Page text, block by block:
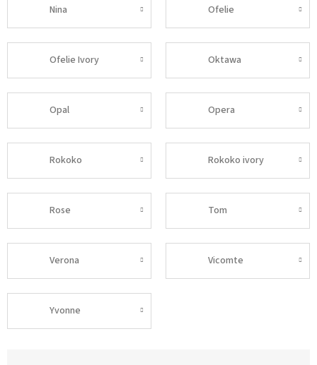
Nina Ofelie
Ofelie Ivory Oktawa
Opal Opera
Rokoko Rokoko ivory
Rose Tom
Verona Vicomte
Yvonne